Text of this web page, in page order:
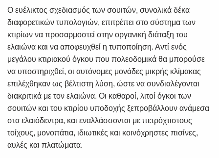
Ο ευέλικτος σχεδιασμός των σουιτών, συνολικά δέκα
διαφορετικών τυπολογιών, επιτρέπει στο σύστημα των
κτιρίων να προσαρμοστεί στην οργανική διάταξη του
ελαιώνα και να αποφευχθεί η τυποποίηση. Αντί ενός
μεγάλου κτιριακού όγκου που πολεοδομικά θα μπορούσε
να υποστηριχθεί, οι αυτόνομες μονάδες μικρής κλίμακας
επιλέχθηκαν ως βέλτιστη λύση, ώστε να συνδιαλέγονται
διακριτικά με τον ελαιώνα. Οι καθαροί, λιτοί όγκοι των
σουιτών και του κτιρίου υποδοχής ξεπροβάλλουν ανάμεσα
στα ελαιόδεντρα, και εναλλάσσονται με πετρόχτιστους
τοίχους, μονοπάτια, ιδιωτικές και κοινόχρηστες πισίνες,
αυλές και πλατώματα.